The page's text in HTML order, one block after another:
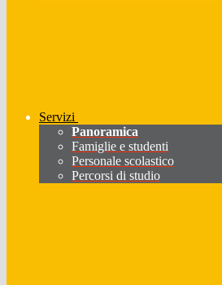
Servizi
Panoramica
Famiglie e studenti
Personale scolastico
Percorsi di studio